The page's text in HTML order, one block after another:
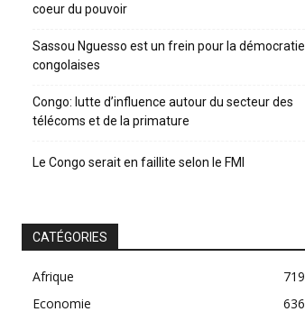
coeur du pouvoir
Sassou Nguesso est un frein pour la démocratie
congolaises
Congo: lutte d’influence autour du secteur des
télécoms et de la primature
Le Congo serait en faillite selon le FMI
CATÉGORIES
Afrique
719
Economie
636